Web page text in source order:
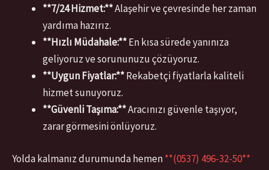
**7/24 Hizmet:**Alaşehir ve çevresinde her zaman
yardıma hazırız.
**Hızlı Müdahale:**En kısa sürede yanınıza
geliyoruz ve sorununuzu çözüyoruz.
**Uygun Fiyatlar:**Rekabetçi fiyatlarla kaliteli
hizmet sunuyoruz.
**Güvenli Taşıma:**Aracınızı güvenle taşıyor,
zarar görmesini önlüyoruz.
Yolda kalmanız durumunda hemen**(0537) 496-32-50**